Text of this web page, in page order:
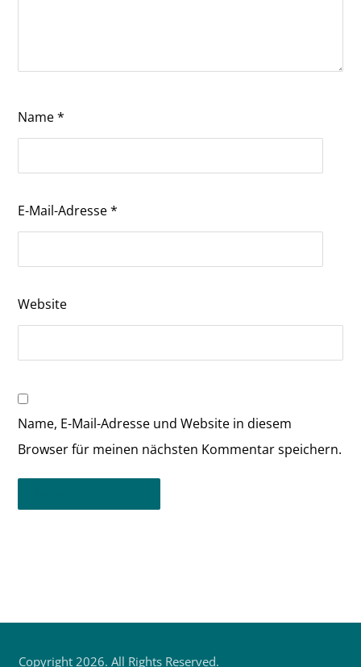
Name*
E-Mail-Adresse*
Website
Name, E-Mail-Adresse und Website in diesem
Browser für meinen nächsten Kommentar speichern.
Copyright 2026. All Rights Reserved.